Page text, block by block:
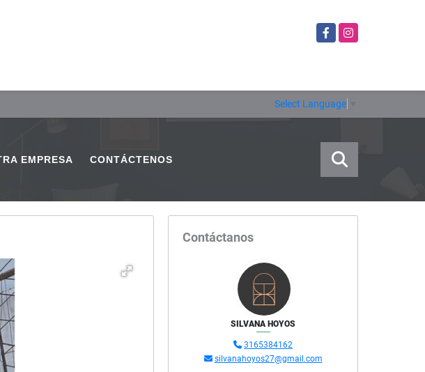
FacebookInstagram
Select Language
EMPRESA CONTÁCTENOS
Contáctanos
SILVANA HOYOS
3165384162
silvanahoyos27@gmail.com